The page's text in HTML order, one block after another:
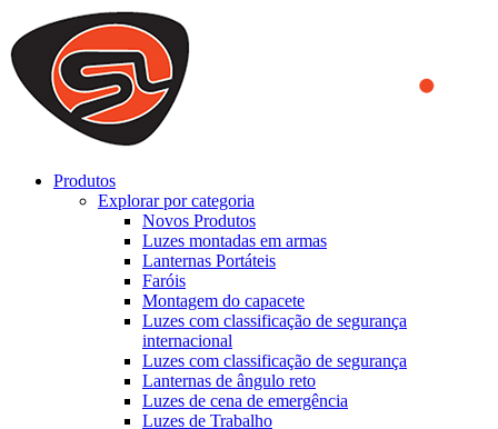
We use cookies to ensure that we provide you the best experience
on our website. By continuing to browse this website, you accept
that cookies are used to help us analyze how the website is used and
to offer you a better experience. To learn more or to find out how
you can disable cookies, you can access our
Produtos
Explorar por categoria
Novos Produtos
Luzes montadas em armas
Lanternas Portáteis
Faróis
Montagem do capacete
Luzes com classificação de segurança
internacional
Luzes com classificação de segurança
Lanternas de ângulo reto
Luzes de cena de emergência
Luzes de Trabalho